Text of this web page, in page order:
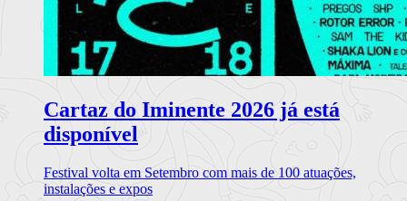
Cartaz do Iminente 2026 já está
disponível
Festival volta em Setembro com mais de 100 atuações,
instalações e expos